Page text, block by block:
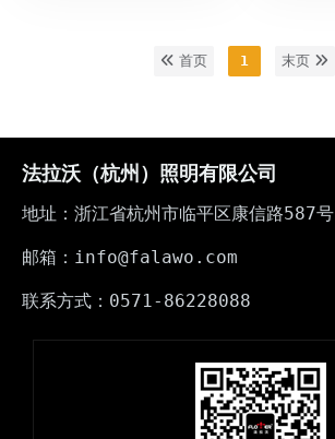
首页 1 末页
法拉沃（杭州）照明有限公司
地址：浙江省杭州市临平区康信路587号
邮箱：info@falawo.com
联系方式：0571-86228088